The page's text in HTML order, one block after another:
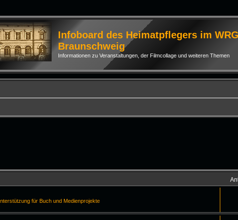
Infoboard des Heimatpflegers im WRG
Braunschweig
Informationen zu Veranstaltungen, der Filmcollage und weiteren Themen
für Buch und Medienprojekte